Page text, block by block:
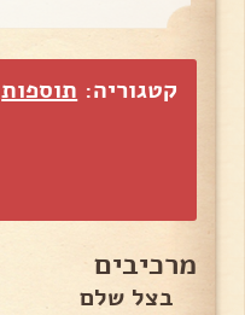
קטגוריה: תוספות
מרכיבים
בצל שלם